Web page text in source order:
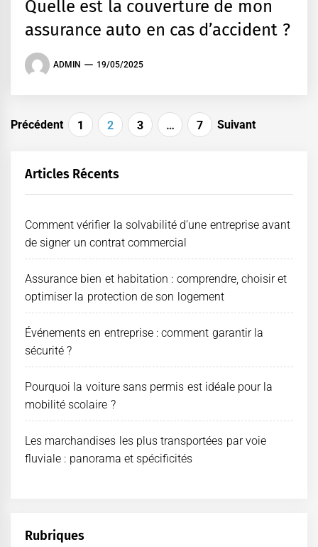
Quelle est la couverture de mon
assurance auto en cas d’accident ?
ADMIN 19/05/2025
Pagination
publications
Précédent 1 2 3 … 7 Suivant
Articles Récents
Comment vérifier la solvabilité d’une entreprise avant
de signer un contrat commercial
Assurance bien et habitation : comprendre, choisir et
optimiser la protection de son logement
Événements en entreprise : comment garantir la
sécurité ?
Pourquoi la voiture sans permis est idéale pour la
mobilité scolaire ?
Les marchandises les plus transportées par voie
fluviale : panorama et spécificités
Rubriques